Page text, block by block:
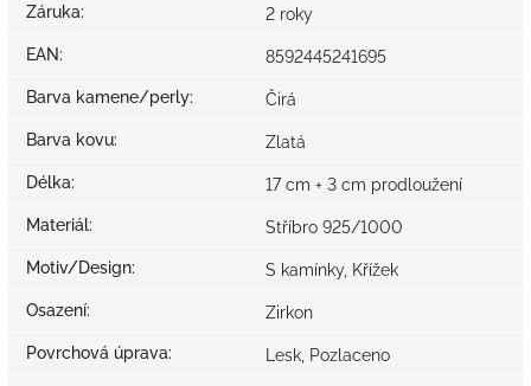
Záruka: 2 roky
EAN: 8592445241695
Barva kamene/perly: Čirá
Barva kovu: Zlatá
Délka: 17 cm + 3 cm prodloužení
Materiál: Stříbro 925/1000
Motiv/Design: S kamínky, Křížek
Osazení: Zirkon
Povrchová úprava: Lesk, Pozlaceno